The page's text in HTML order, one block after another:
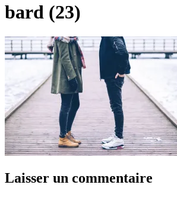
bard (23)
Laisser un commentaire